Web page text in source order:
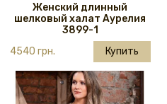
Женский длинный
шелковый халат Аурелия
3899-1
4540 грн.
Купить